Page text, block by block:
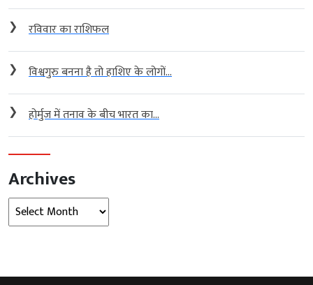
❯ रविवार का राशिफल
❯ विश्वगुरु बनना है तो हाशिए के लोगों...
❯ होर्मुज में तनाव के बीच भारत का...
Archives
Archives